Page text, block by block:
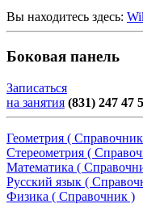
Вы находитесь здесь:
Боковая панель
Записаться
на занятия (831) 247 47
Геометрия (
Стереометрия (
Математика (
Русский язык (
Физика ( Справочник )